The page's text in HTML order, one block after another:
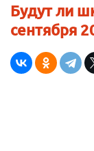
Будут ли
сентября